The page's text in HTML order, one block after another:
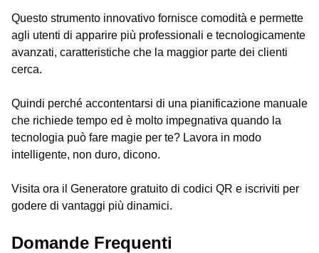
Questo strumento innovativo fornisce comodità e permette
agli utenti di apparire più professionali e tecnologicamente
avanzati, caratteristiche che la maggior parte dei clienti
cerca.
Quindi perché accontentarsi di una pianificazione manuale
che richiede tempo ed è molto impegnativa quando la
tecnologia può fare magie per te? Lavora in modo
intelligente, non duro, dicono.
Visita ora il Generatore gratuito di codici QR e iscriviti per
godere di vantaggi più dinamici.
Domande Frequenti